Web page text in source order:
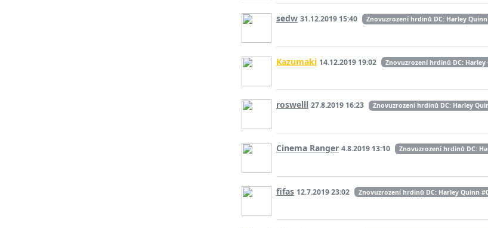
sedw 31.12.2019 15:40 Znovuzrození hrdinů DC: Harley
Kazumaki 14.12.2019 19:02 Znovuzrození hrdinů DC:
roswelll 27.8.2019 16:23 Znovuzrození hrdinů DC: Harley
Cinema Ranger 4.8.2019 13:10 Znovuzrození hrdinů DC:
fifas 12.7.2019 23:02 Znovuzrození hrdinů DC: Harley Quinn